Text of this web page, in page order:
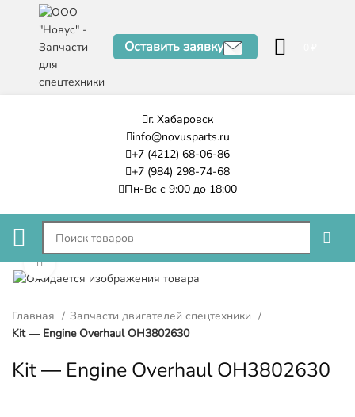
Оставить заявку
г. Хабаровск
info@novusparts.ru
+7 (4212) 68-06-86
+7 (984) 298-74-68
Пн-Вс с 9:00 до 18:00
Нажмите, чтобы увеличить
Главная
Запчасти двигателей спецтехники
Kit — Engine Overhaul OH3802630
Kit — Engine Overhaul OH3802630